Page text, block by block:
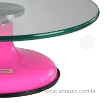
Fonte: amazon.com.br